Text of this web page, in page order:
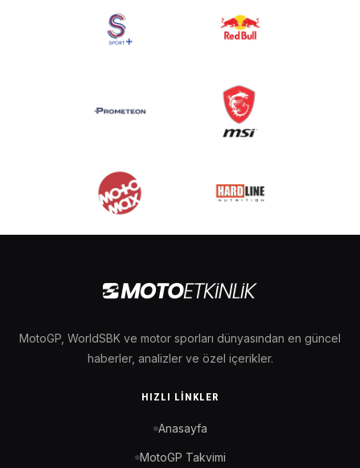
MotoGP, WorldSBK ve motor sporları dünyasından en güncel
haberler, analizler ve özel içerikler.
HIZLI LINKLER
Anasayfa
MotoGP Takvimi